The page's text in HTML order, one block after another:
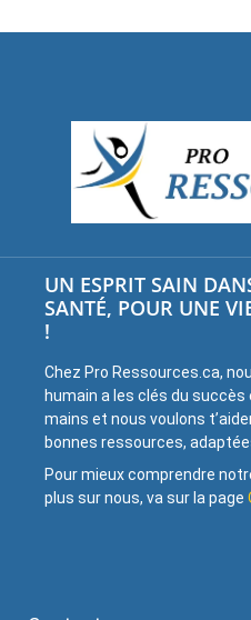
UN ESPRIT SAIN
SANTÉ, POUR UNE
!
Chez Pro Ressources.ca,
humain a les clés du
mains et nous voulons
bonnes ressources,
Pour mieux comprendre
plus sur nous, va sur la page